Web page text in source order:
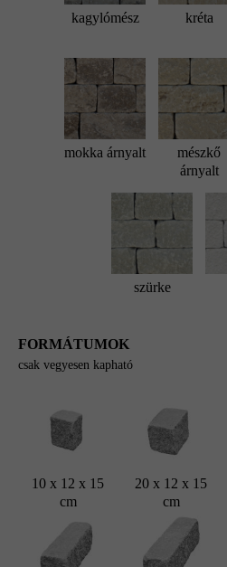
kagylómész kréta
mokka árnyalt
mészkő
árnyalt
szürke
FORMÁTUMOK
csak vegyesen kapható
10 x 12 x 15
cm
20 x 12 x 15
cm